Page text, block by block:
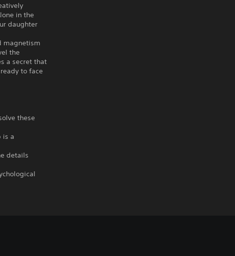
in the
daughter
magnetism
the
a secret that
to face
these
is a
details